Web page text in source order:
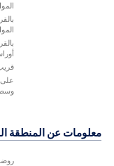
وسط
معلومات عن المنطقة